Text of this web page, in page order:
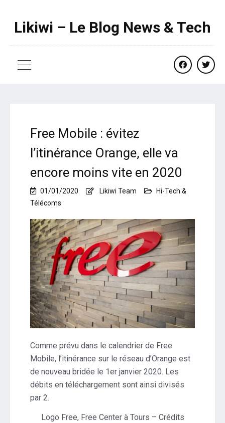
Likiwi – Le Blog News & Tech
facebook
Free Mobile : évitez
l’itinérance Orange, elle va
encore moins vite en 2020
01/01/2020 Likiwi Team
Hi-Tech &
Télécoms
Comme prévu dans le calendrier de Free
Mobile, l’itinérance sur le réseau d’Orange est
de nouveau bridée le 1er janvier 2020. Les
débits en téléchargement sont ainsi divisés
par 2.
Logo Free, Free Center à Tours – Crédits